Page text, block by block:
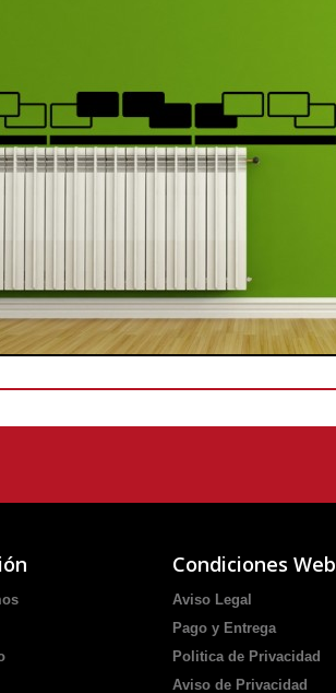
Condiciones Web
Aviso Legal
Pago y Entrega
Politica de Privacidad
Aviso de Privacidad